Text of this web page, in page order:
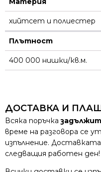
хийтсет и полиестeр
Плътност
400 000 нишки/кв.м.
ДОСТАВКА И
Всяка поръчка
време на разговора се
изпълнение.
следващия работен ден!